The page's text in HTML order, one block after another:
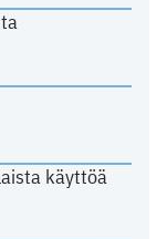
käyttöä